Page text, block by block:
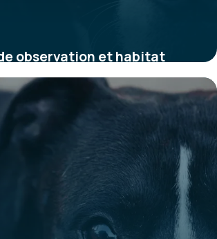
observation et habitat